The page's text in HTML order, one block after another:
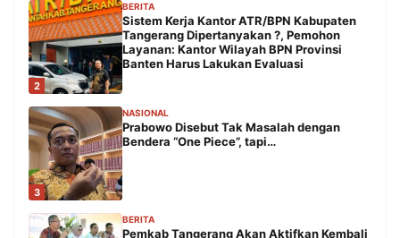
2
BERITA
Sistem Kerja Kantor ATR/BPN Kabupaten
Tangerang Dipertanyakan ?, Pemohon
Layanan: Kantor Wilayah BPN Provinsi
Banten Harus Lakukan Evaluasi
3
NASIONAL
Prabowo Disebut Tak Masalah dengan
Bendera “One Piece”, tapi…
BERITA
Pemkab Tangerang Akan Aktifkan Kembali